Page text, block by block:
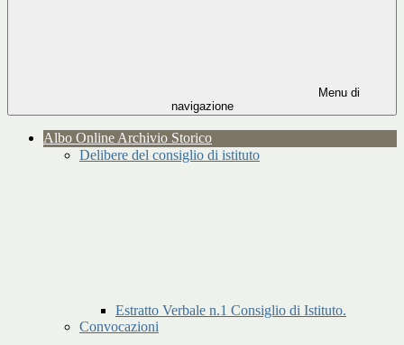
Menu di
navigazione
Albo Online Archivio Storico
Delibere del consiglio di istituto
Estratto Verbale n.1 Consiglio di Istituto.
Convocazioni